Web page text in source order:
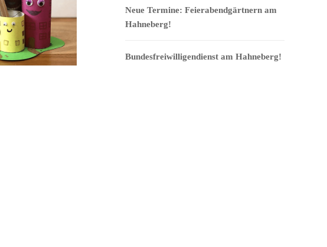
Neue Termine: Feierabendgärtnern am
Hahneberg!
Bundesfreiwilligendienst am Hahneberg!